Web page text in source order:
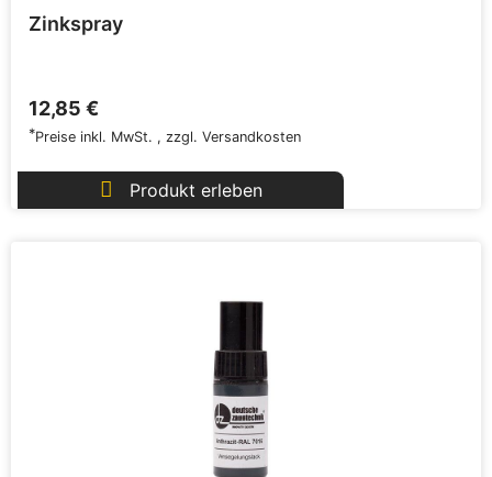
Zinkspray
12,85 €
*Preise inkl. MwSt. , zzgl. Versandkosten
Produkt erleben